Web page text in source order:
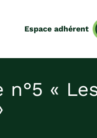
Espace adhérent
n°5 «